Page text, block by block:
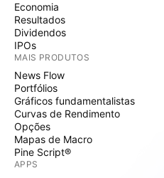
Economia
Resultados
Dividendos
IPOs
MAIS PRODUTOS
News Flow
Portfólios
Gráficos fundamentalistas
Curvas de Rendimento
Opções
Mapas de Macro
Pine Script®
APPS